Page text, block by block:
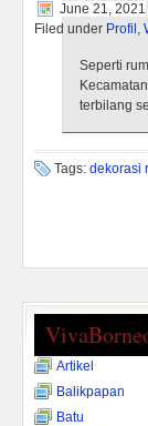
June 21, 2021
Filed under Profil ,
Seperti
terbilang
Tags: dekorasi
Artikel
Balikpapan
Batu